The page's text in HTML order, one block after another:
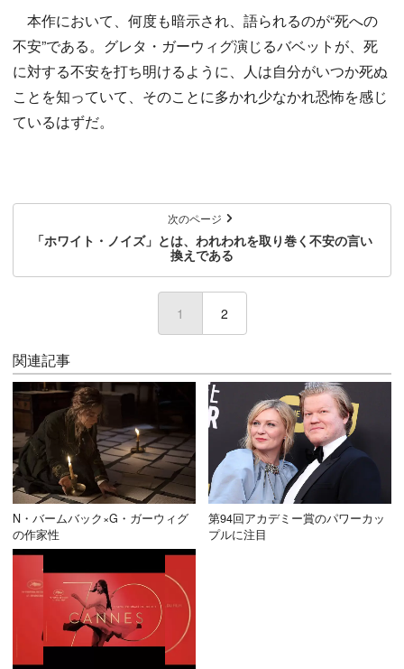
本作において、何度も暗示され、語られるのが“死への
不安”である。グレタ・ガーウィグ演じるバベットが、死
に対する不安を打ち明けるように、人は自分がいつか死ぬ
ことを知っていて、そのことに多かれ少なかれ恐怖を感じ
ているはずだ。
次のページ
「ホワイト・ノイズ」とは、われわれを取り巻く不安の言い
換えである
1 (current)
2
関連記事
N・バームバック×G・ガーウィグ
の作家性
第94回アカデミー賞のパワーカッ
プルに注目